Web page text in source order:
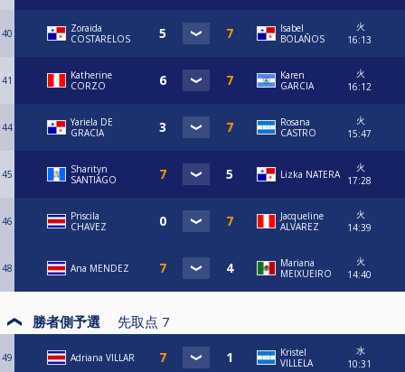
40
Zoraida
COSTARELOS
Isabel
BOLAÑOS
火
16:13
41
Katherine
CORZO
Karen
GARCIA
火
16:12
44
Yariela DE
GRACIA
Rosana
CASTRO
火
15:47
45
Sharityn
SANTIAGO
Lizka NATERA
火
17:28
46
Priscila
CHAVEZ
Jacqueline
ALVAREZ
火
14:39
48 Ana MENDEZ
Mariana
MEIXUEIRO
火
14:40
勝者側予選 先取点 7
49 Adriana VILLAR
Kristel
VILLELA
水
10:31